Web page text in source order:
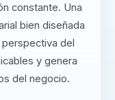
constante. Una
bien diseñada
del
y genera
del negocio.